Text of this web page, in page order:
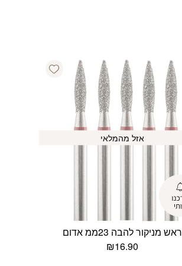
Add wishlist
אזל מהמלאי
ראש מניקור להבה 23ממ אדום
₪16.90